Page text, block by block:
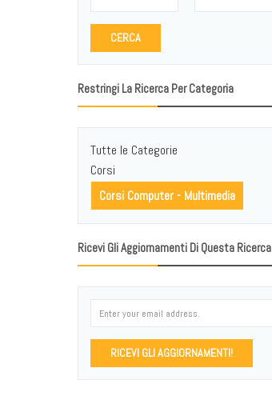
CERCA
Restringi La Ricerca Per Categoria
Tutte le Categorie
Corsi
Corsi Computer - Multimedia
Ricevi Gli Aggiornamenti Di Questa Ricerca
RICEVI GLI AGGIORNAMENTI!